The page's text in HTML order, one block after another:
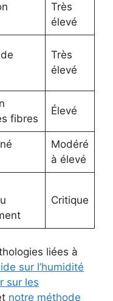
Très
élevé
Très
élevé
fibres
Élevé
Modéré
à élevé
Critique
liées à
sur l’humidité
sur les
notre méthode